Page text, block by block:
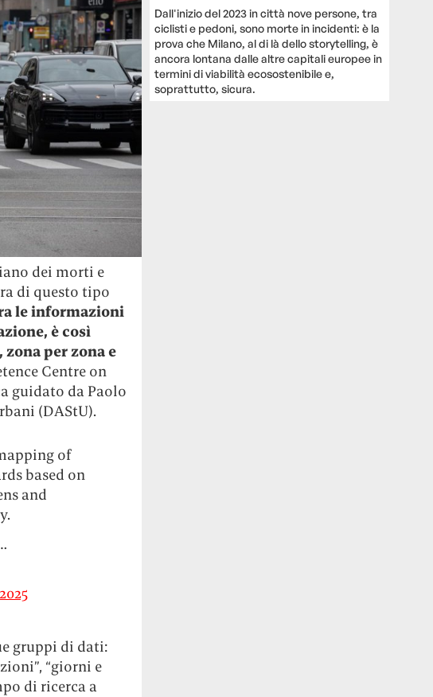
dei morti e
di questo tipo
le informazioni
è così
per zona e
Centre on
guidato da Paolo
(DAStU).
of
based on
and
gruppi di dati:
“giorni e
di ricerca a
Dall'inizio del 2023 in città nove persone, tra
ciclisti e pedoni, sono morte in incidenti: è la
prova che Milano, al di là dello storytelling, è
ancora lontana dalle altre capitali europee in
termini di viabilità ecosostenibile e,
soprattutto, sicura.